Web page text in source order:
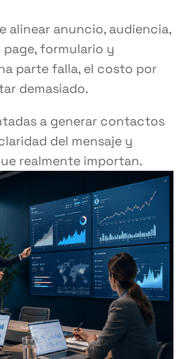
alinear anuncio, audiencia,
formulario y
parte falla, el costo por
demasiado.
a generar contactos
del mensaje y
realmente importan.